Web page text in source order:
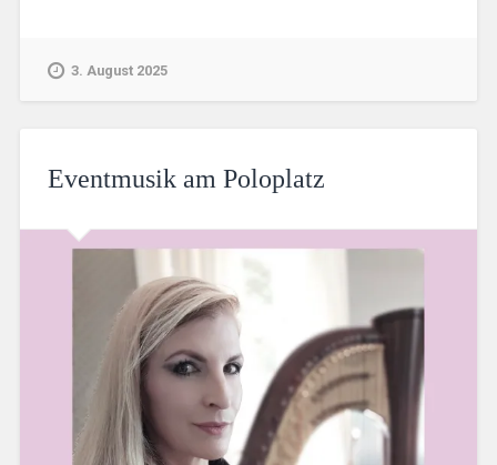
3. August 2025
Eventmusik am Poloplatz